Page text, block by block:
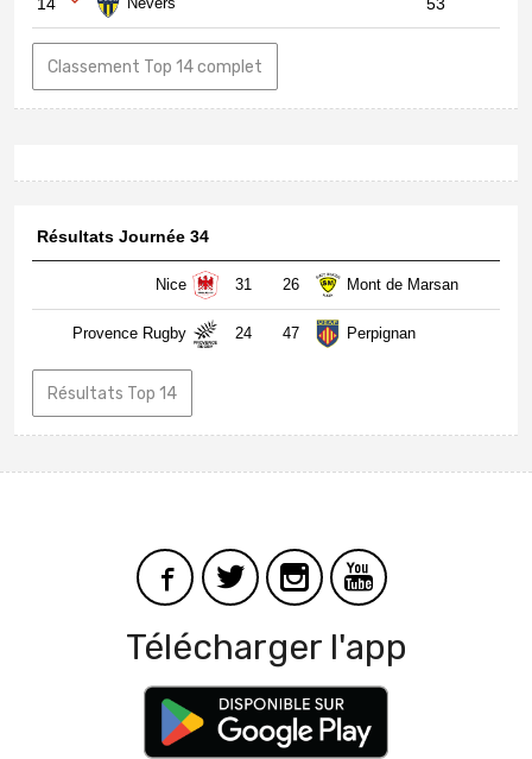
Classement Top 14 complet
Résultats Journée 34
Nice 31 26 Mont de Marsan
Provence Rugby 24 47 Perpignan
Résultats Top 14
Télécharger l'app